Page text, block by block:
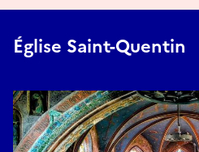
Église Saint-Quentin